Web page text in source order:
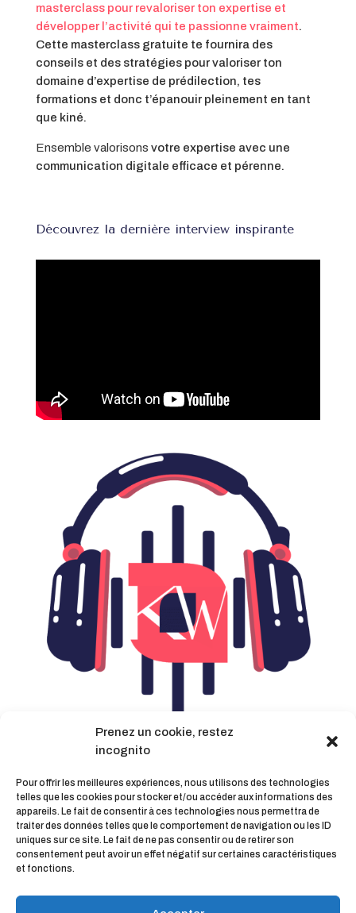
Prenez un cookie, restez
incognito
Pour offrir les meilleures expériences, nous utilisons des technologies
telles que les cookies pour stocker et/ou accéder aux informations des
appareils. Le fait de consentir à ces technologies nous permettra de
traiter des données telles que le comportement de navigation ou les ID
uniques sur ce site. Le fait de ne pas consentir ou de retirer son
consentement peut avoir un effet négatif sur certaines caractéristiques
et fonctions.
masterclass pour revaloriser ton expertise et
développer l’activité qui te passionne vraiment.
Cette masterclass gratuite te fournira des
conseils et des stratégies pour valoriser ton
domaine d’expertise de prédilection, tes
formations et donc t’épanouir pleinement en tant
que kiné.
Ensemble valorisons votre expertise avec une
communication digitale efficace et pérenne.
Découvrez la dernière interview inspirante
Ecouter le podcast
Partager